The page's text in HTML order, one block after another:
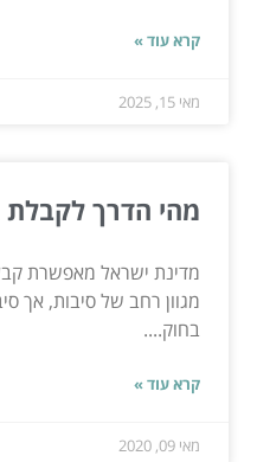
קרא עוד »
מאי 15, 2025
מהי הדרך לקבלת
מדינת ישראל מאפשרת
מגוון רחב של סיבות, אך
בחוק....
קרא עוד »
מאי 09, 2020